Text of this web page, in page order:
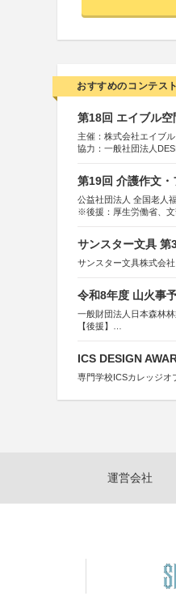
おすすめのコンテスト
第18回 エイブル空
主催：株式会社エイブル
協力：一般社団法人
第19回 介護作文・
公益社団法人 全国老人
※後援：厚生労働省、
サンスター文具 第
サンスター文具株式会社
令和8年度 山火事
一般財団法人日本森林
【後援】
ICS DESIGN
専門学校ICSカレッジオ
運営会社